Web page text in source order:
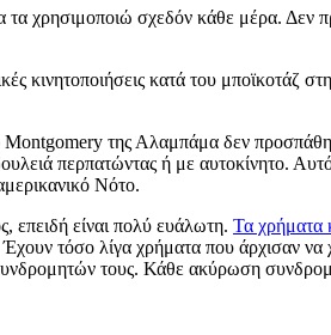
χρησιμοποιώ σχεδόν κάθε μέρα. Δεν
κινητοποιήσεις κατά του μποϊκοτάζ
της Αλαμπάμα δεν
περπατώντας ή με αυτοκίνητο.
Νότο.
επειδή είναι πολύ ευάλωτη. Τα χρήματα
τόσο λίγα χρήματα που άρχισαν να
τους. Κάθε ακύρωση